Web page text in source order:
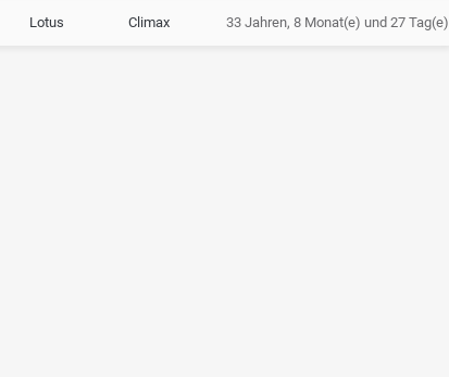
Lotus Climax 33 Jahren, 8 Monat(e) und 27 Tag(e)